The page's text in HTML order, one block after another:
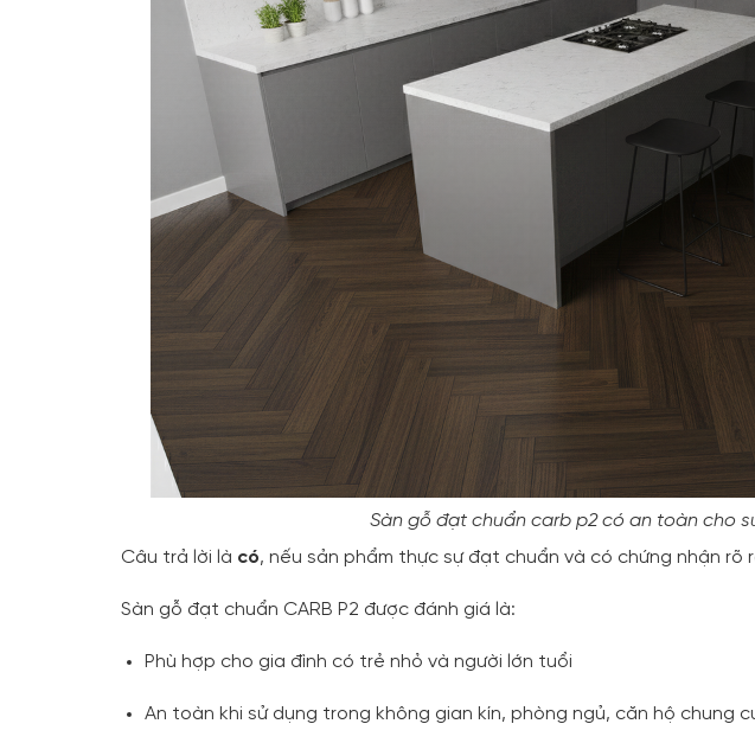
Sàn gỗ đạt chuẩn carb p2 có an toàn cho
Câu trả lời là có, nếu sản phẩm thực sự đạt chuẩn và có chứng nhận rõ
Sàn gỗ đạt chuẩn CARB P2 được đánh giá là:
Phù hợp cho gia đình có trẻ nhỏ và người lớn tuổi
An toàn khi sử dụng trong không gian kín, phòng ngủ, căn hộ chung